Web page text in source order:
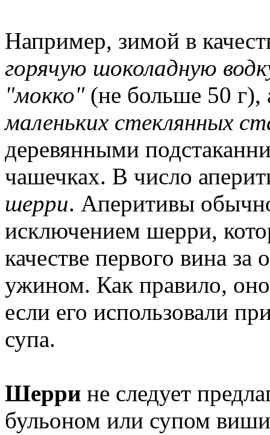
Например, зимой в
горячую шоколадную
"мокко"(не больше 50 г),
маленьких стеклянных
деревянными
чашечках. В число
шерри. Аперитивы
исключением шерри,
качестве первого вина
ужином. Как правило, оно
если его использовали
супа.
Шерри не следует
бульоном или супом